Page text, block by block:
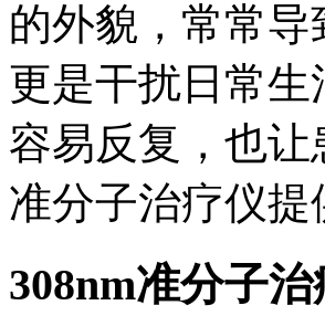
的外貌，常常
更是干扰日常
容易反复，也让
准分子治疗仪
308nm准分子